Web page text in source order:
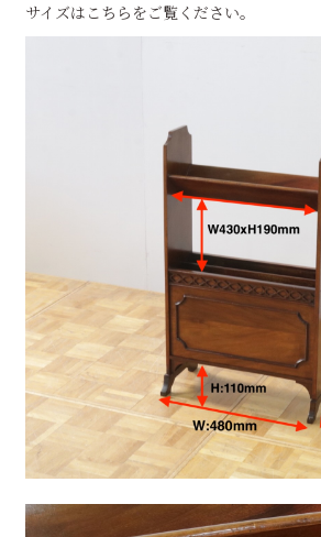
サイズはこちらをご覧ください。